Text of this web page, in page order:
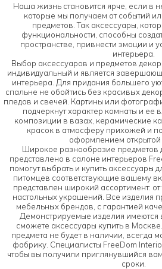
Наша жизнь становится ярче, если в
которые мы получаем от событий
предметов. Так аксессуары,
функциональности, способны
пространстве, привнести эмоции и
интерьера.
Выбор аксессуаров и предметов
индивидуальный и является
интерьера. Для придания большего
спальне не обойтись без красивых
пледов и свечей. Картины или
подчеркнут характер комнаты и ее
композиции в вазах, керамические
красок в атмосферу прихожей и
оформлением открытой
Широкое разнообразие предметов
представлено в салоне интерьеров
помогут выбрать и купить аксессуары
питомцев соответствующие вашему
представлен широкий ассортимент: от
настольных украшений. Все изделия
мебельных брендов, с гарантией
Демонстрируемые изделия имеются
сможете аксессуары купить в
предмета не будет в наличии, всегда
фабрику. Специалисты FreeDom
чтобы вы получили приглянувшийся
сроки.